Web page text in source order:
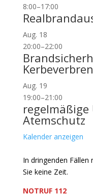
8:00–17:00
Aug. 18
20:00–22:00
Aug. 19
19:00–21:00
regelmäßige
Atemschutz
Kalender anzeigen
In dringenden Fällen
Sie keine Zeit.
NOTRUF 112